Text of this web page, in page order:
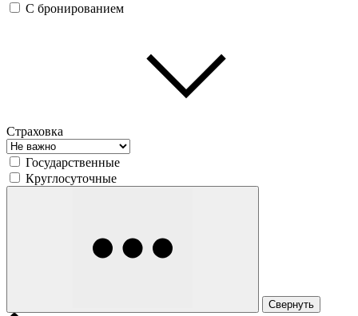
С бронированием
Страховка
Государственные
Круглосуточные
Свернуть